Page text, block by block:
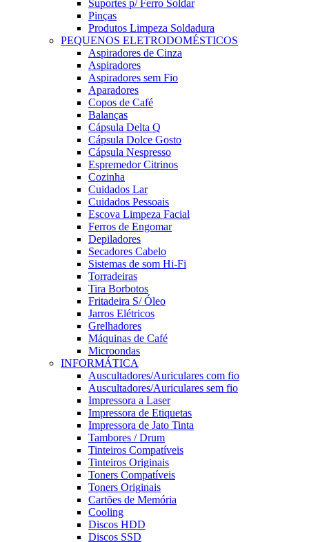
Suportes p/ Ferro Soldar
Pinças
Produtos Limpeza Soldadura
PEQUENOS ELETRODOMÉSTICOS
Aspiradores de Cinza
Aspiradores
Aspiradores sem Fio
Aparadores
Copos de Café
Balanças
Cápsula Delta Q
Cápsula Dolce Gosto
Cápsula Nespresso
Espremedor Citrinos
Cozinha
Cuidados Lar
Cuidados Pessoais
Escova Limpeza Facial
Ferros de Engomar
Depiladores
Secadores Cabelo
Sistemas de som Hi-Fi
Torradeiras
Tira Borbotos
Fritadeira S/ Óleo
Jarros Elétricos
Grelhadores
Máquinas de Café
Microondas
INFORMÁTICA
Auscultadores/Auriculares com fio
Auscultadores/Auriculares sem fio
Impressora a Laser
Impressora de Etiquetas
Impressora de Jato Tinta
Tambores / Drum
Tinteiros Compatíveis
Tinteiros Originais
Toners Compatíveis
Toners Originais
Cartões de Memória
Cooling
Discos HDD
Discos SSD